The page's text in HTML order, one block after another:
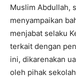
Muslim Abdullah,
menyampaikan
menjabat selaku
terkait dengan
ini, dikarenakan
oleh pihak